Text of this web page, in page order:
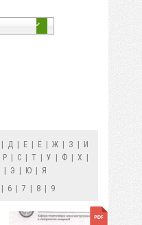
Д Е Ё Ж З
И
Р С Т У Ф Х
Э Ю
Я
6 7 8 9